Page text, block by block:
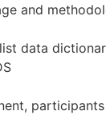
and
data